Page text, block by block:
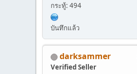
กระทู้: 494
บันทึกแล้ว
darksammer
Verified Seller